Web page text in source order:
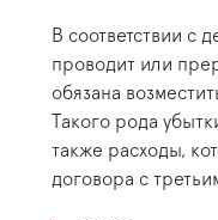
В соответствии с
проводит или
обязана
Такого рода
также расходы,
договора с